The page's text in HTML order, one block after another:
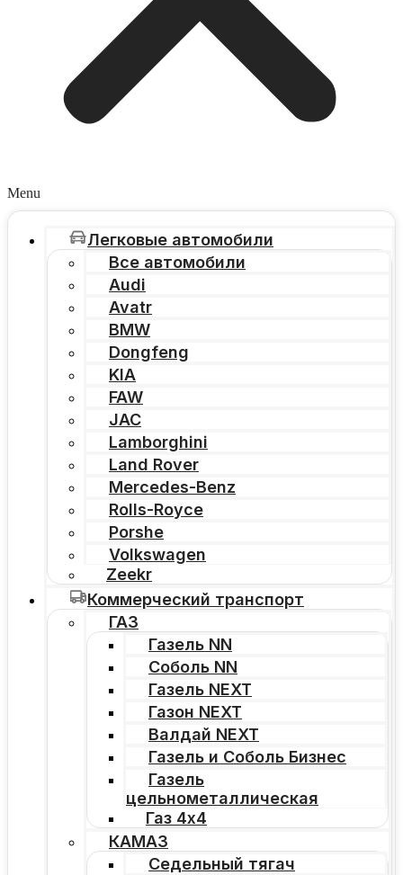
Menu
Легковые автомобили
Все автомобили
Audi
Avatr
BMW
Dongfeng
KIA
FAW
JAC
Lamborghini
Land Rover
Mercedes-Benz
Rolls-Royce
Porshe
Volkswagen
Zeekr
Коммерческий транспорт
ГАЗ
Газель NN
Соболь NN
Газель NEXT
Газон NEXT
Валдай NEXT
Газель и Соболь Бизнес
Газель
цельнометаллическая
Газ 4х4
КАМАЗ
Седельный тягач